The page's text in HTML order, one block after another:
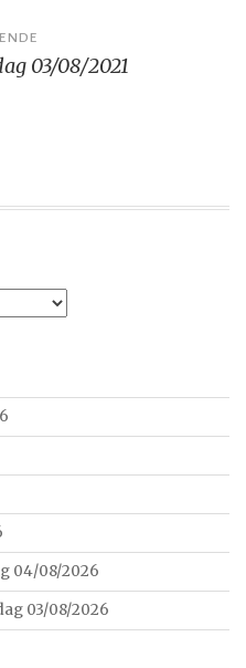
03/08/2021
04/08/2026
03/08/2026